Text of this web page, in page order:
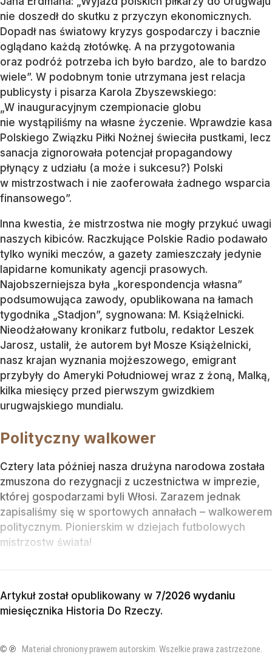
nie doszedł do skutku z przyczyn ekonomicznych.
Dopadł nas światowy kryzys gospodarczy i bacznie
oglądano każdą złotówkę. A na przygotowania
oraz podróż potrzeba ich było bardzo, ale to bardzo
wiele”. W podobnym tonie utrzymana jest relacja
publicysty i pisarza Karola Zbyszewskiego:
„W inauguracyjnym czempionacie globu
nie wystąpiliśmy na własne życzenie. Wprawdzie kasa
Polskiego Związku Piłki Nożnej świeciła pustkami, lecz
sanacja zignorowała potencjał propagandowy
płynący z udziału (a może i sukcesu?) Polski
w mistrzostwach i nie zaoferowała żadnego wsparcia
finansowego”.
Inna kwestia, że mistrzostwa nie mogły przykuć uwagi
naszych kibiców. Raczkujące Polskie Radio podawało
tylko wyniki meczów, a gazety zamieszczały jedynie
lapidarne komunikaty agencji prasowych.
Najobszerniejsza była „korespondencja własna”
podsumowująca zawody, opublikowana na łamach
tygodnika „Stadjon”, sygnowana: M. Książelnicki.
Nieodżałowany kronikarz futbolu, redaktor Leszek
Jarosz, ustalił, że autorem był Mosze Książelnicki,
nasz krajan wyznania mojżeszowego, emigrant
przybyły do Ameryki Południowej wraz z żoną, Malką,
kilka miesięcy przed pierwszym gwizdkiem
urugwajskiego mundialu.
Polityczny walkower
Cztery lata później nasza drużyna narodowa została
zmuszona do rezygnacji z uczestnictwa w imprezie,
której gospodarzami byli Włosi. Zarazem jednak
zapisaliśmy się w sportowych annałach – walkowerem
politycznym. Pionierskim w dziejach futbolowych
mistrzostw świata!
Artykuł został opublikowany w 7/2026 wydaniu
miesięcznika Historia Do Rzeczy.
© ℗ Materiał chroniony prawem autorskim. Wszelkie prawa zastrzeżone.